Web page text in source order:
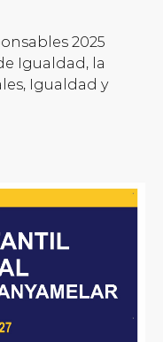
2025
Igualdad, la
Igualdad y